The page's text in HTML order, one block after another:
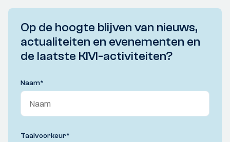
Op de hoogte blijven van nieuws,
actualiteiten en evenementen en
de laatste KIVI-activiteiten?
Naam*
Taalvoorkeur*